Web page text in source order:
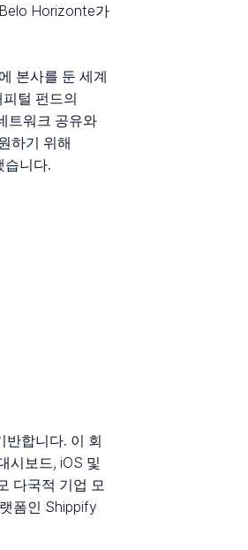
Horizonte가
본사를 둔 세계
털 펀드의
트워크 공유와
하기 위해
습니다.
합니다. 이 회
시보드, iOS 및
다국적 기업 모
폼인 Shippify